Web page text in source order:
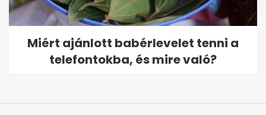
Miért ajánlott babérlevelet tenni a
telefontokba, és mire való?